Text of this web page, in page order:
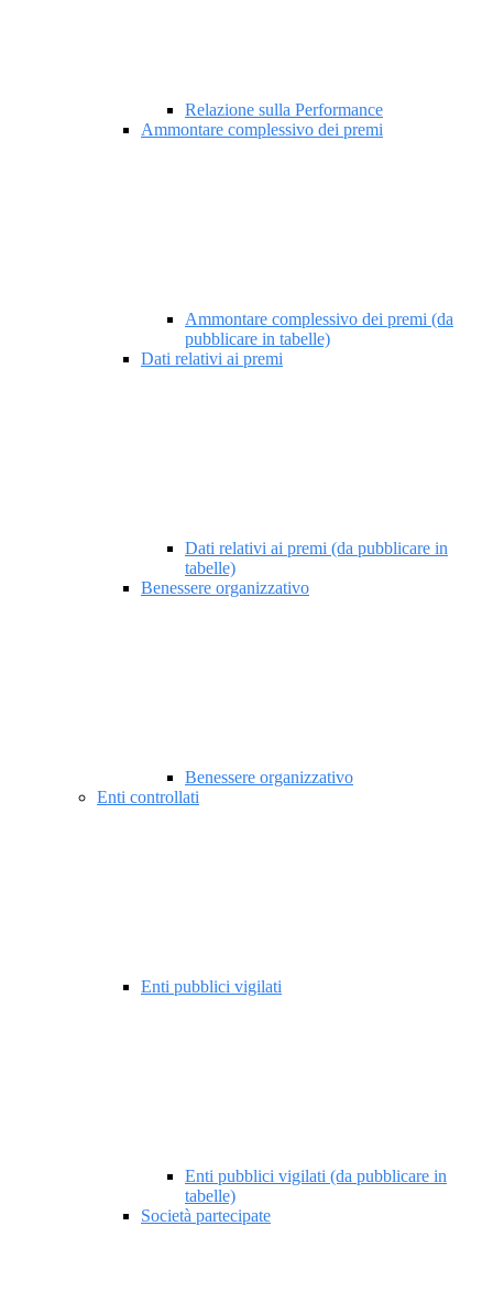
Relazione sulla Performance
Ammontare complessivo dei premi
Ammontare complessivo dei premi (da
pubblicare in tabelle)
Dati relativi ai premi
Dati relativi ai premi (da pubblicare in
tabelle)
Benessere organizzativo
Benessere organizzativo
Enti controllati
Enti pubblici vigilati
Enti pubblici vigilati (da pubblicare in
tabelle)
Società partecipate